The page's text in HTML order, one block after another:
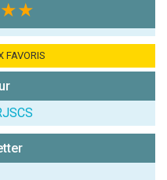
j'accepte que mon avis
FAVORIS